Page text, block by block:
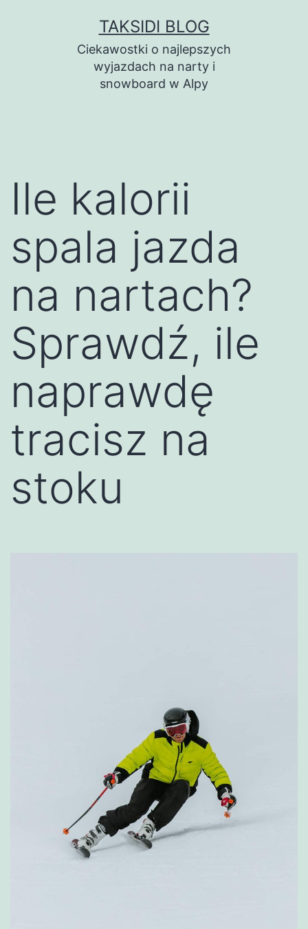
TAKSIDI BLOG
Ciekawostki o najlepszych
wyjazdach na narty i
snowboard w Alpy
Ile kalorii
spala jazda
na nartach?
Sprawdź, ile
naprawdę
tracisz na
stoku